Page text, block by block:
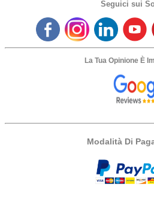
Seguici sui
La Tua Opinione È
Modalità Di